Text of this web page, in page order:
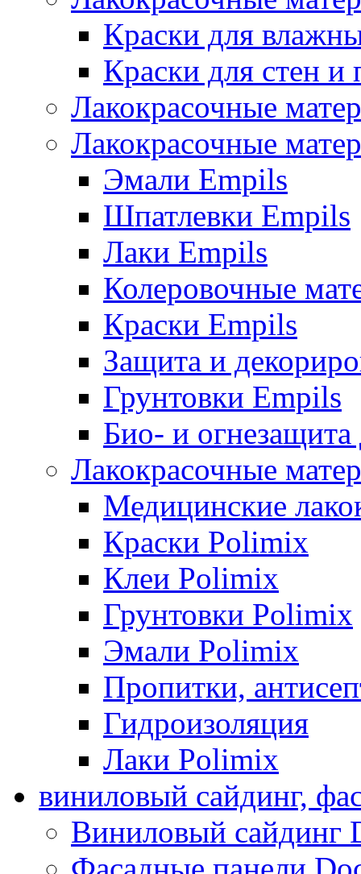
Краски для
Краски для стен и
Лакокрасочные
Лакокрасочные
Эмали Empils
Шпатлевки Empils
Лаки Empils
Колеровочные
Краски Empils
Защита и
Грунтовки Empils
Био- и
Лакокрасочные
Медицинские
Краски Polimix
Клеи Polimix
Грунтовки Polimix
Эмали Polimix
Пропитки,
Гидроизоляция
Лаки Polimix
виниловый сайдинг,
Виниловый сайдинг